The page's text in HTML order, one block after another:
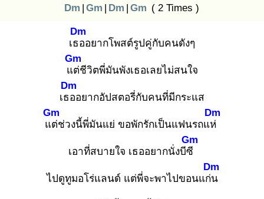
Dm | Gm | Dm | Gm ( 2 Times )
เธอ
Dm
อยากโพสต์รูปคู่กับคนดังๆ
แต่
Gm
ชีวิตพี่มันพังเธอเลยไม่สนใจ
เธอ
Dm
อยากอัปสตอรี่กับคนที่มีกระแส
แต่
Gm
ช่วงนี้พี่มันแย่ ขอพักรักเป็นแฟนรถแห่
Dm
เอาที่สบายใจ เธออยากนั่งบีซี
Gm
ไปดูทูมอโร่แลนด์ แต่พี่จะพาไปขอนแก่น
Dm